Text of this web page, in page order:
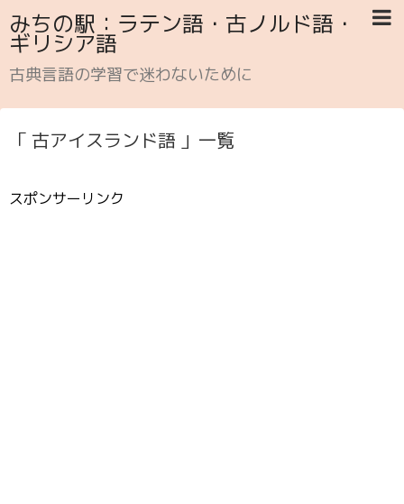
みちの駅：ラテン語・古ノルド語・
ギリシア語
古典言語の学習で迷わないために
「 古アイスランド語 」一覧
スポンサーリンク